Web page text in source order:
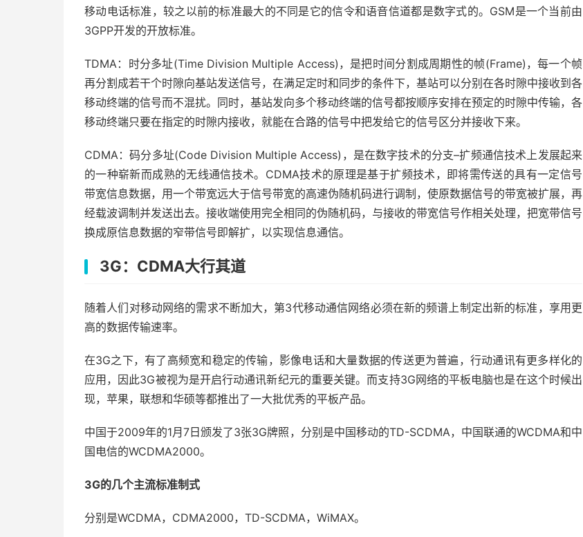
移动电话标准，较之以前的标准最大的不同是它的信令和语音信道都是数字式的。GSM是一个当前由
3GPP开发的开放标准。
TDMA：时分多址(Time Division Multiple Access)，是把时间分割成周期性的帧(Frame)，每一个帧
再分割成若干个时隙向基站发送信号，在满足定时和同步的条件下，基站可以分别在各时隙中接收到各
移动终端的信号而不混扰。同时，基站发向多个移动终端的信号都按顺序安排在预定的时隙中传输，各
移动终端只要在指定的时隙内接收，就能在合路的信号中把发给它的信号区分并接收下来。
CDMA：码分多址(Code Division Multiple Access)，是在数字技术的分支–扩频通信技术上发展起来
的一种崭新而成熟的无线通信技术。CDMA技术的原理是基于扩频技术，即将需传送的具有一定信号
带宽信息数据，用一个带宽远大于信号带宽的高速伪随机码进行调制，使原数据信号的带宽被扩展，再
经载波调制并发送出去。接收端使用完全相同的伪随机码，与接收的带宽信号作相关处理，把宽带信号
换成原信息数据的窄带信号即解扩，以实现信息通信。
3G：CDMA大行其道
随着人们对移动网络的需求不断加大，第3代移动通信网络必须在新的频谱上制定出新的标准，享用更
高的数据传输速率。
在3G之下，有了高频宽和稳定的传输，影像电话和大量数据的传送更为普遍，行动通讯有更多样化的
应用，因此3G被视为是开启行动通讯新纪元的重要关键。而支持3G网络的平板电脑也是在这个时候出
现，苹果，联想和华硕等都推出了一大批优秀的平板产品。
中国于2009年的1月7日颁发了3张3G牌照，分别是中国移动的TD-SCDMA，中国联通的WCDMA和中
国电信的WCDMA2000。
3G的几个主流标准制式
分别是WCDMA，CDMA2000，TD-SCDMA，WiMAX。